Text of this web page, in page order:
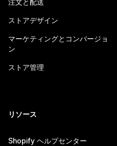
注文と配送
ストアデザイン
マーケティングとコンバージョ
ン
ストア管理
リソース
Shopify ヘルプセンター